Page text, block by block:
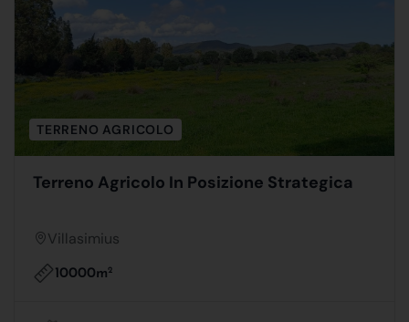
TERRENO AGRICOLO
Terreno Agricolo In Posizione Strategica
Villasimius
10000m2